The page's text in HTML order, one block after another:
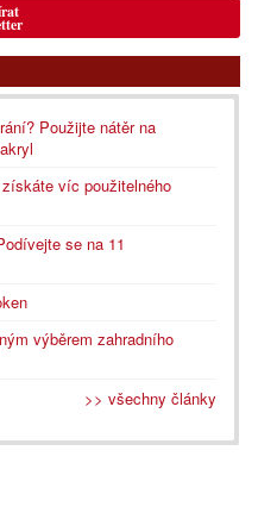
Použijte nátěr na
víc použitelného
se na 11
výběrem zahradního
>> všechny články